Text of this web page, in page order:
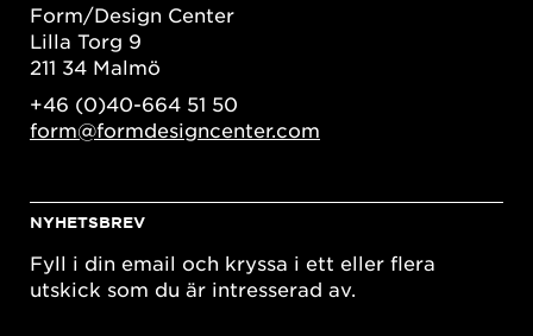
Form/Design Center
Lilla Torg 9
211 34 Malmö
+46 (0)40-664 51 50
form@formdesigncenter.com
NYHETSBREV
Fyll i din email och kryssa i ett eller flera
utskick som du är intresserad av.